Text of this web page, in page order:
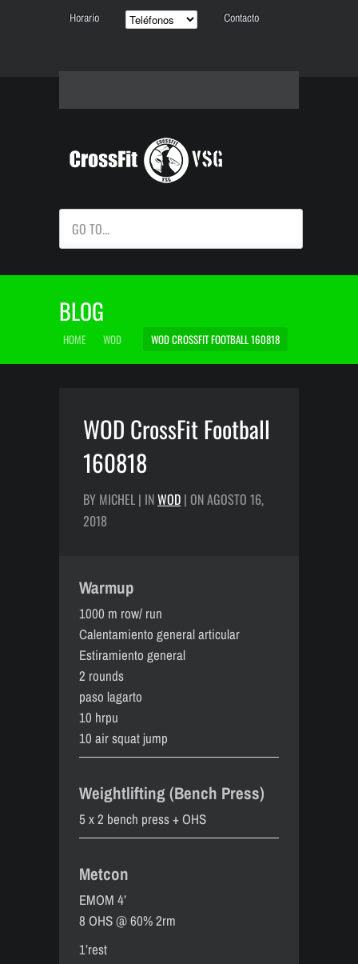
Horario Contacto
GO TO...
BLOG
HOME WOD WOD CROSSFIT FOOTBALL 160818
WOD CrossFit Football
160818
BY MICHEL | INWOD | ON AGOSTO 16,
2018
Warmup
1000 m row/ run
Calentamiento general articular
Estiramiento general
2 rounds
paso lagarto
10 hrpu
10 air squat jump
Weightlifting (Bench Press)
5 x 2 bench press + OHS
Metcon
EMOM 4’
8 OHS @ 60% 2rm
1’rest